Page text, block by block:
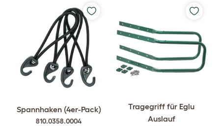
Spannhaken (4er-Pack)
810.0358.0004
Tragegriff für Eglu
Auslauf